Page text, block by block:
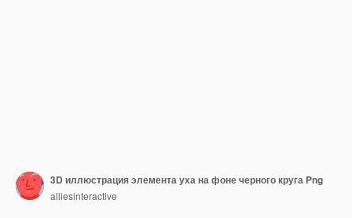
3D иллюстрация элемента уха на фоне черного круга Png
alliesinteractive